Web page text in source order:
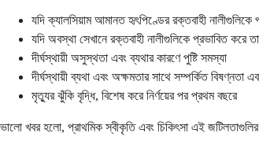
যদি ক্যালসিয়াম আমানত হৃৎপিণ্ডের রক্তবাহী
যদি অবস্থা সেখানে রক্তবাহী নালীগুলিকে প্রভাবিত করে
দীর্ঘস্থায়ী অসুস্থতা এবং ব্যথার কারণে পুষ্টি সমস্যা
দীর্ঘস্থায়ী ব্যথা এবং অক্ষমতার সাথে সম্পর্কিত বিষণ্নতা
মৃত্যুর ঝুঁকি বৃদ্ধি, বিশেষ করে নির্ণয়ের পর প্রথম বছরে
ভালো খবর হলো, প্রাথমিক স্বীকৃতি এবং চিকিৎসা এই